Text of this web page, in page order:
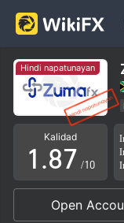
Hindi napatunayan
Kalidad
0
1
2
.
4
5
6
7
8
9
3
4
5
6
7
8
/10
Open